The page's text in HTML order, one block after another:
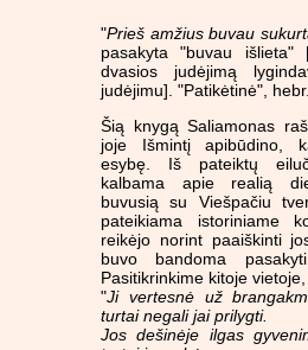
"Prieš amžius buvau
pasakyta "buvau
dvasios judėjimą
judėjimu]. "Patikėtinė",
Šią knygą Saliamonas
joje Išmintį apibūdino,
esybę. Iš pateiktų
kalbama apie realią
buvusią su Viešpačiu
pateikiama istoriniame
reikėjo norint paaiškinti
buvo bandoma
Pasitikrinkime kitoje
"Ji vertesnė už
turtai negali jai prilygti.
Jos dešinėje ilgas